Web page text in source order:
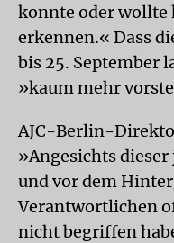
konnte oder
erkennen.« Dass
bis 25. September
»kaum mehr
AJC-Berlin-
»Angesichts
und vor dem
Verantwortlichen
nicht begriffen